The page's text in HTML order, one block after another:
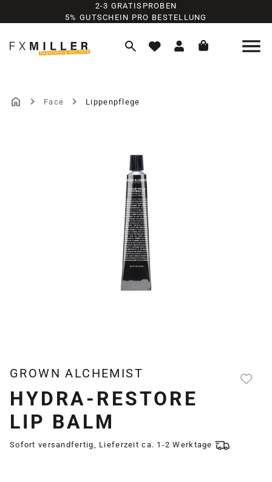
Zum Hauptinhalt springen
2-3 GRATISPROBEN
5% GUTSCHEIN PRO BESTELLUNG
Face Lippenpflege
Bildergalerie überspringen
GROWN ALCHEMIST
HYDRA-RESTORE
LIP BALM
Sofort versandfertig, Lieferzeit ca. 1-2 Werktage